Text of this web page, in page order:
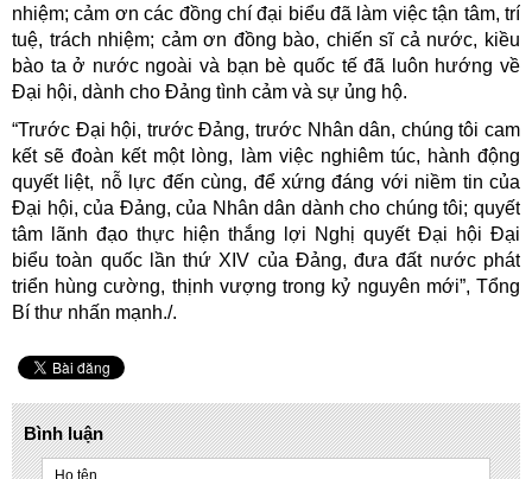
nhiệm; cảm ơn các đồng chí đại biểu đã làm việc tận tâm, trí
tuệ, trách nhiệm; cảm ơn đồng bào, chiến sĩ cả nước, kiều
bào ta ở nước ngoài và bạn bè quốc tế đã luôn hướng về
Đại hội, dành cho Đảng tình cảm và sự ủng hộ.
“Trước Đại hội, trước Đảng, trước Nhân dân, chúng tôi cam
kết sẽ đoàn kết một lòng, làm việc nghiêm túc, hành động
quyết liệt, nỗ lực đến cùng, để xứng đáng với niềm tin của
Đại hội, của Đảng, của Nhân dân dành cho chúng tôi; quyết
tâm lãnh đạo thực hiện thắng lợi Nghị quyết Đại hội Đại
biểu toàn quốc lần thứ XIV của Đảng, đưa đất nước phát
triển hùng cường, thịnh vượng trong kỷ nguyên mới”, Tổng
Bí thư nhấn mạnh./.
Bình luận